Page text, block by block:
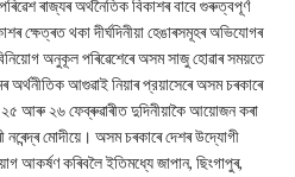
ৰাজ্যৰ অৰ্থনৈতিক বিকাশৰ বাবে গুৰুত্বপূৰ্ণ
ক্ষেত্ৰত থকা দীর্ঘদিনীয়া হেঙাৰসমূহৰ অভিযোগৰ
অনুকূল পৰিৱেশেৰে অসম সাজু হোৱাৰ সময়তে
আগুৱাই নিয়াৰ প্রয়াসেৰে অসম চৰকাৰে
আৰু ২৬ ফেব্ৰুৱাৰীত দুদিনীয়াকৈ আয়োজন কৰা
নৰেন্দ্ৰ মোদীয়ে। অসম চৰকাৰে দেশৰ উদ্যোগী
আকৰ্ষণ কৰিবলৈ ইতিমধ্যে জাপান, ছিংগাপুৰ,